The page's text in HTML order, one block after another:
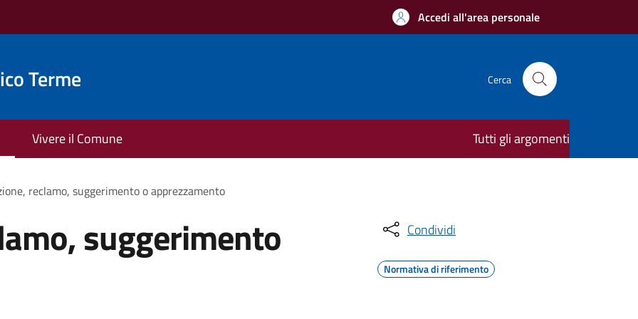
Accedi all'area personale
Terme Cerca
Vivere il Comune Tutti gli argomenti
reclamo, suggerimento o apprezzamento
suggerimento Condividi
Normativa di riferimento